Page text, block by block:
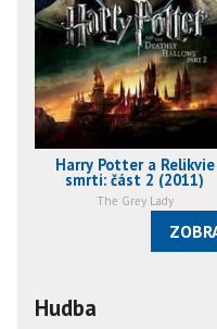
Harry Potter a Relikvie
smrti: část 2 (2011)
The Grey Lady
Hudba